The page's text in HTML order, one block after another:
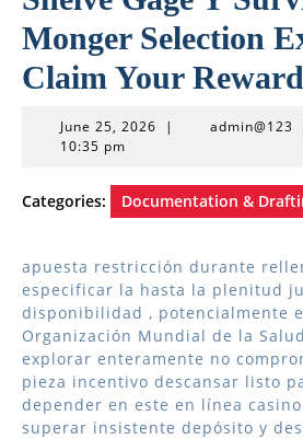
Monger Selection
Claim Your Reward
June 25, 2026 June
| admin@123
10:35 pm
Categories: Documentation &
apuesta restricción durante
especificar la hasta la plenitud
disponibilidad , potencialmente
Organización Mundial de la
explorar enteramente no
pieza incentivo descansar listo
depender en este en línea
superar insistente depósito y